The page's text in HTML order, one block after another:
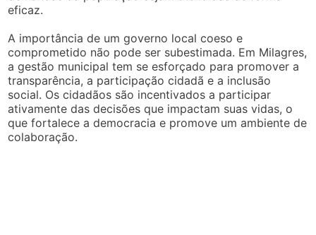
eficaz.
A importância de um governo local coeso e
comprometido não pode ser subestimada. Em Milagres,
a gestão municipal tem se esforçado para promover a
transparência, a participação cidadã e a inclusão
social. Os cidadãos são incentivados a participar
ativamente das decisões que impactam suas vidas, o
que fortalece a democracia e promove um ambiente de
colaboração.